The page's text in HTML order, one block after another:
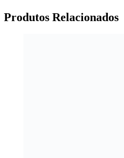
Produtos Relacionados